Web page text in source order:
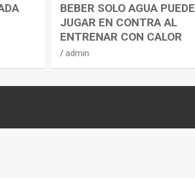
BEBER SOLO AGUA PUEDE
JUGAR EN CONTRA AL
ENTRENAR CON CALOR
admin